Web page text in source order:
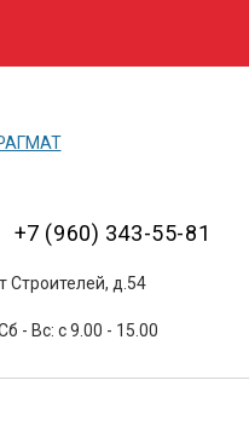
+7 (960) 343-55-81
Строителей, д.54
- Вс: c 9.00 - 15.00